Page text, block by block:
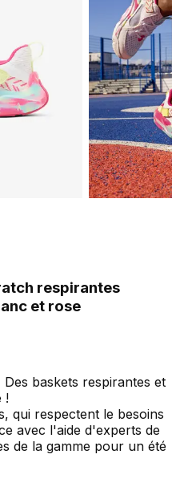
et rose
baskets respirantes et
!
qui respectent le besoins
avec l'aide d'experts de
de la gamme pour un été